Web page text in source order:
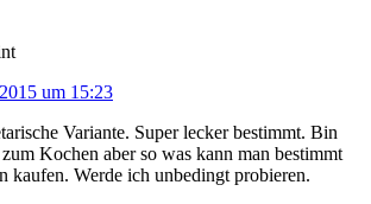
um 15:23
Variante. Super lecker bestimmt. Bin
Kochen aber so was kann man bestimmt
kaufen. Werde ich unbedingt probieren.